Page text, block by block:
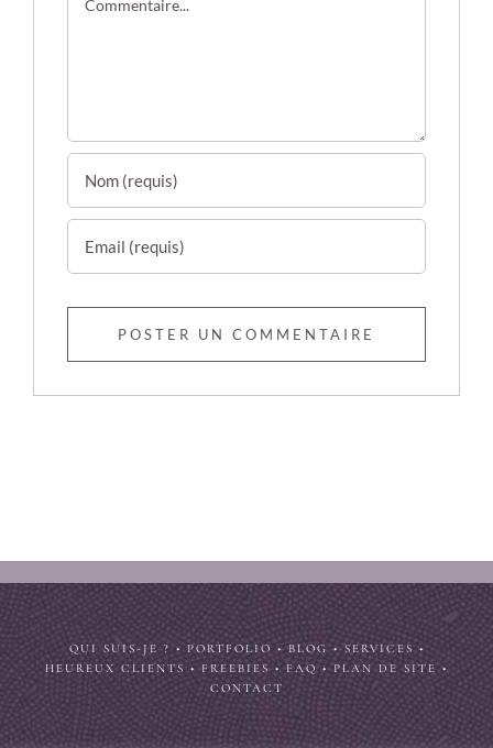
QUI SUIS-JE ? • PORTFOLIO •BLOG •SERVICES •
HEUREUX CLIENTS • FREEBIES•FAQ •PLAN DE SITE•
CONTACT